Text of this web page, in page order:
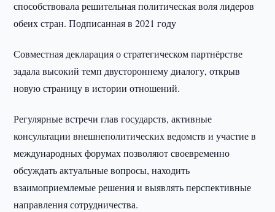
способствовала решительная политическая воля лидеров
обеих стран. Подписанная в 2021 году
Совместная декларация о стратегическом партнёрстве
задала высокий темп двустороннему диалогу, открыв
новую страницу в истории отношений.
Регулярные встречи глав государств, активные
консультации внешнеполитических ведомств и участие в
международных форумах позволяют своевременно
обсуждать актуальные вопросы, находить
взаимоприемлемые решения и выявлять перспективные
направления сотрудничества.